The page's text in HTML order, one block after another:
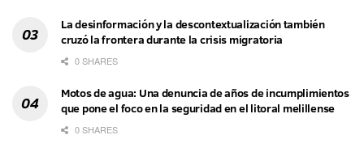
La desinformación y la descontextualización también
cruzó la frontera durante la crisis migratoria
0 SHARES
Motos de agua: Una denuncia de años de incumplimientos
que pone el foco en la seguridad en el litoral melillense
0 SHARES